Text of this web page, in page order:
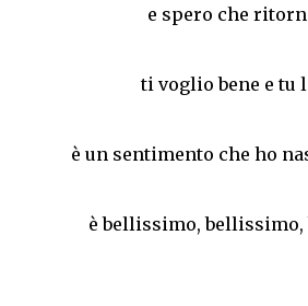
e spero che
ti voglio bene e tu
è un sentimento che ho
è bellissimo,